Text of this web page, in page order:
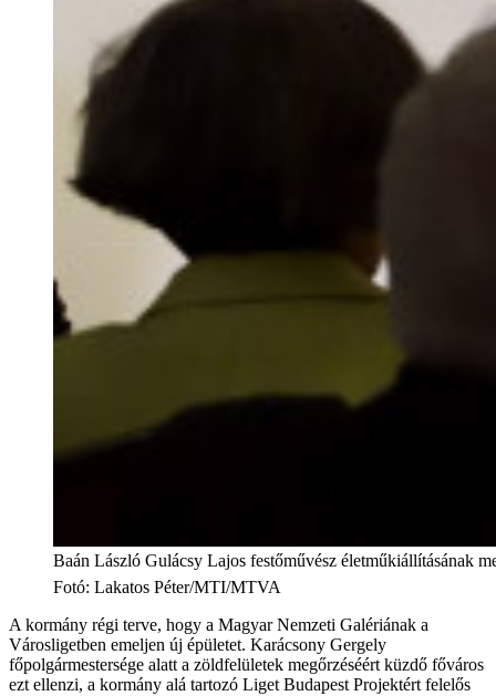
Baán László Gulácsy Lajos festőművész életműkiállításának
Fotó: Lakatos Péter/MTI/MTVA
A kormány régi terve, hogy a Magyar Nemzeti Galériának a
Városligetben emeljen új épületet. Karácsony Gergely
főpolgármestersége alatt a zöldfelületek megőrzéséért küzdő főváros
ezt ellenzi, a kormány alá tartozó Liget Budapest Projektért felelős